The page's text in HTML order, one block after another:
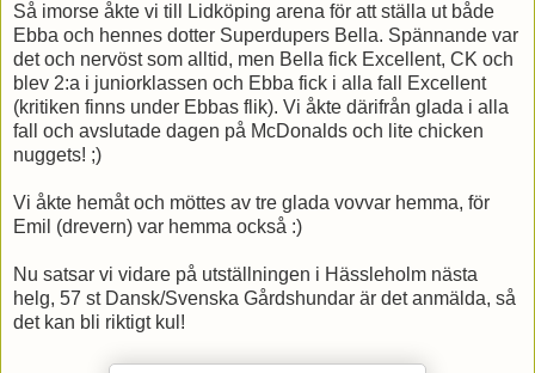
Så imorse åkte vi till Lidköping arena för att ställa ut både
Ebba och hennes dotter Superdupers Bella. Spännande var
det och nervöst som alltid, men Bella fick Excellent, CK och
blev 2:a i juniorklassen och Ebba fick i alla fall Excellent
(kritiken finns under Ebbas flik). Vi åkte därifrån glada i alla
fall och avslutade dagen på McDonalds och lite chicken
nuggets! ;)
Vi åkte hemåt och möttes av tre glada vovvar hemma, för
Emil (drevern) var hemma också :)
Nu satsar vi vidare på utställningen i Hässleholm nästa
helg, 57 st Dansk/Svenska Gårdshundar är det anmälda, så
det kan bli riktigt kul!